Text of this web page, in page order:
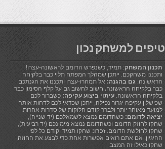
טיפים למשחק נכון
תכנון המשחק: תמיד, כשנפרש הדומם לראשונה-עצרו!
ותכננו משחקכם. ייתכן שמהלך המפתח תלוי כבר בלקיחה
הראשונה. גם בהגנה: אל תמהרו-עצרו ותכננו את הגנתכם
כבר בלקיחה הראשונה. חשוב לחשוב גם על קלף הסימון כבר
בלקיחה הראשונה. עיתוי ביצוע עקיפה: כשברור לכם
שכישלון עקיפה יגרור נפילה, ייתכן שכדאי לכם לדחות אותה
למועד מאוחר יותר ולברר קודם חלוקות של סדרות אחרות.
יציאה לדומם: כשהדומם נמצא לשמאלכם (יד שנייה),
שחקו לחוזק הדומם וכשהדומם נמצא מימינכם (יד רביעית),
שחקו לחולשת הדומם.זכרו:שחקו תמיד וקודם כל לפי
ההיגיון. אם אתם רואים אפשרות אחת כדי לבצע את החוזה,
שחקו כאילו זה המצב.